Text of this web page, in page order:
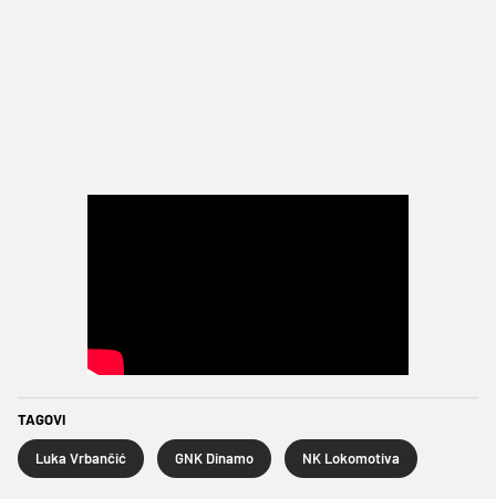
TAGOVI
Luka Vrbančić GNK Dinamo NK Lokomotiva